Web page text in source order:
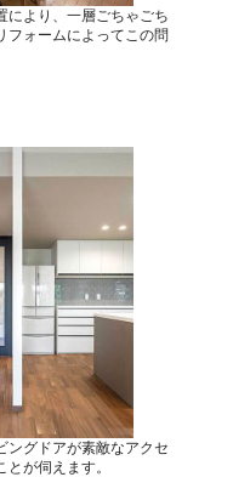
により、一層ごちゃごち
フォームによってこの問
ングドアが素敵なアクセ
が伺えます。